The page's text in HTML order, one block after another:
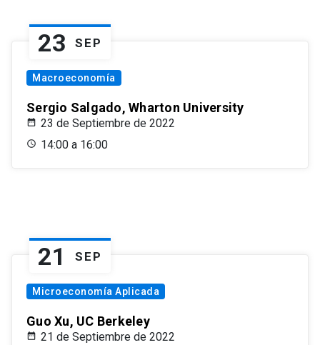
23 SEP
Macroeconomía
Sergio Salgado, Wharton University
23 de Septiembre de 2022
14:00 a 16:00
21 SEP
Microeconomía Aplicada
Guo Xu, UC Berkeley
21 de Septiembre de 2022